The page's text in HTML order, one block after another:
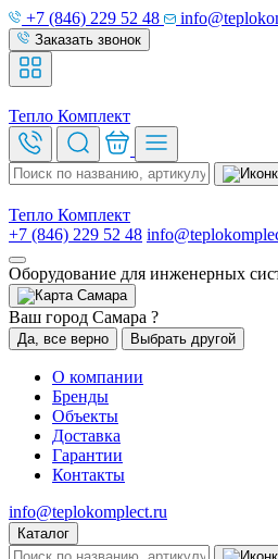
+7 (846) 229 52 48
Заказать звонок
Тепло Комплект
Тепло Комплект
+7 (846) 229 52 48
Оборудование для инженерных
Самара
Ваш город Самара ?
Да, все верно Выбрать другой
О компании
Бренды
Объекты
Доставка
Гарантии
Контакты
info@teplokomplect.ru
Каталог